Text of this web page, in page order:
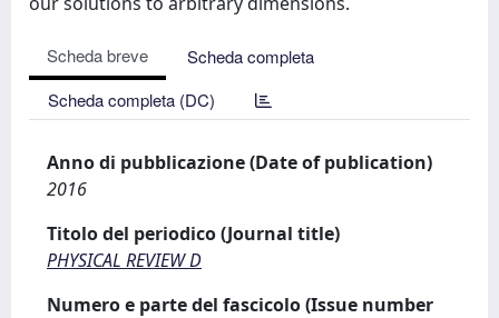
Scheda breve
Scheda completa
Scheda completa (DC)
Anno di pubblicazione (Date of publication)
2016
Titolo del periodico (Journal title)
PHYSICAL REVIEW D
Numero e parte del fascicolo (Issue number